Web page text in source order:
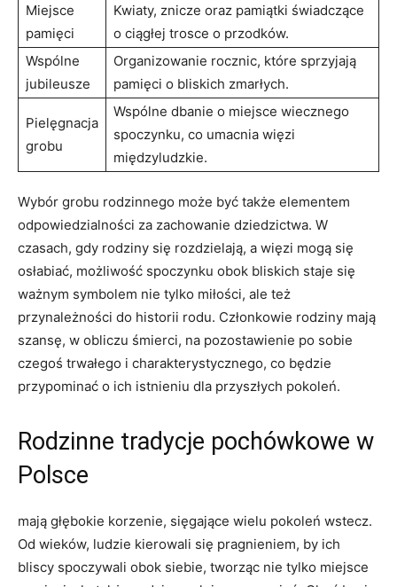
Miejsce
pamięci
Kwiaty, znicze oraz pamiątki świadczące
o ciągłej trosce o przodków.
Wspólne
jubileusze
Organizowanie rocznic, które sprzyjają
pamięci o bliskich zmarłych.
Pielęgnacja
grobu
Wspólne dbanie o miejsce wiecznego
spoczynku, co umacnia więzi
międzyludzkie.
Wybór grobu rodzinnego może być także elementem
odpowiedzialności za zachowanie dziedzictwa. W
czasach, gdy rodziny się rozdzielają, a więzi mogą się
osłabiać, możliwość spoczynku obok bliskich staje się
ważnym symbolem nie tylko miłości, ale też
przynależności do historii rodu. Członkowie rodziny mają
szansę, w obliczu śmierci, na pozostawienie po sobie
czegoś trwałego i charakterystycznego, co będzie
przypominać o ich istnieniu dla przyszłych pokoleń.
Rodzinne tradycje pochówkowe w
Polsce
mają głębokie korzenie, sięgające wielu pokoleń wstecz.
Od wieków, ludzie kierowali się pragnieniem, by ich
bliscy spoczywali obok siebie, tworząc nie tylko miejsce